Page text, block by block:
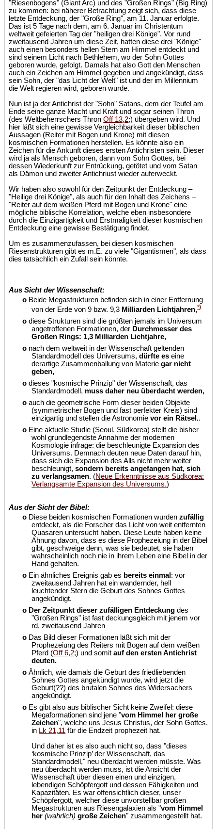
"Riesenbogens" (Giant Arc) und des "Großen Rings" (Big Ring)
zu kommen: bei näherer Betrachtung zeigt sich, dass diese
letzte Entdeckung, der "Große Ring", am 11. Januar erfolgte.
Das ist 5 Tage nach dem, am 6. Januar im Christentum
weltweit gefeierten Tag der "heiligen drei Könige". Vor rund
zweitausend Jahren um diese Zeit, hatten diese drei "Könige"
auch einen besonders hellen Stern am Himmel entdeckt und
sind seinem Licht nach Bethlehem, wo der Sohn Gottes
geboren wurde, gefolgt. Damals hat also Gott den Menschen
auch ein Zeichen am Himmel gegeben und angekündigt, dass
sein Sohn, der "das Licht der Welt" ist und der im Millennium
die Welt regieren wird, geboren wurde.
Nun ist ja der Antichrist der "Sohn" Satans, dem der Teufel am
Ende seine ganze Macht und Kraft und sogar seinen Thron
(des Weltbeherrschers ThronOff 13,2;) übergeben wird. Und
hier läßt sich eine gewisse Vergleichbarkeit dieser biblischen
Aussagen (Reiter mit Bogen und Krone) mit diesen
kosmischen Formationen herstellen. Es könnte also ein
Zeichen für die Ankunft dieses ersten Antichristen sein. Dieser
wird ja als Mensch geboren, dann vom Sohn Gottes, bei
dessen Wiederkunft zur Entrückung, getötet und vom Satan
als Dämon und zweiter Antichriust wieder auferweckt.
Wir haben also sowohl für den Zeitpunkt der Entdeckung –
"Heilige drei Könige", als auch für den Inhalt des Zeichens –
"Reiter auf dem weißen Pferd mit Bogen und Krone" eine
mögliche biblische Korrelation, welche eben insbesondere
durch die Einzigartigkeit und Erstmaligkeit dieser kosmischen
Entdeckung eine gewisse Bestätigung findet.
Um es zusammenzufassen, bei diesen kosmischen
Riesenstrukturen gibt es m.E. zu viele "Gigantismen", als dass
dies tatsächlich ein Zufall sein könnte.
Aus Sicht der Wissenschaft:
o Beide Megastrukturen befinden sich in einer Entfernung
von der Erde von 9 bzw. 9,3 Milliarden Lichtjahren,¹)
o diese Strukturen sind die größten jemals im Universum
angetroffenen Formationen, der Durchmesser des
Großen Rings: 1,3 Milliarden Lichtjahre,
o nach dem weltweit in der Wissenschaft geltenden
Standardmodell des Universums,dürfte eseine
derartige Zusammenballung von Materiegar nicht
geben,
o dieses "kosmische Prinzip" der Wissenschaft, das
Standardmodell, muss daher neu überdacht werden,
o auch die geometrische Form dieser beiden Objekte
(symmetrischer Bogen und fast perfekter Kreis) sind
einzigartig und stellen die Astronomievor ein Rätsel..
o Eine aktuelle Studie (Seoul, Südkorea) stellt die bisher
wohl grundlegendste Annahme der modernen
Kosmologie infrage: die beschleunigte Expansion des
Universums. Demnach deuten neue Daten darauf hin,
dass sich die Expansion des Alls nicht mehr weiter
beschleunigt,sondern bereits angefangen hat, sich
zu verlangsamen. (Neue Erkenntnisse aus Südkorea:
Verlangsamte Expansion des Universums.)
Aus der Sicht der Bibel:
o Diese beiden kosmischen Formationen wurdenzufällig
entdeckt, als die Forscher das Licht von weit entfernten
Quasaren untersucht haben. Diese Leute haben keine
Ahnung davon, dass es diese Prophezeiung in der Bibel
gibt, geschweige denn, was sie bedeutet, sie haben
wahrscheinlich noch nie in ihrem Leben eine Bibel in der
Hand gehalten.
o Ein ähnliches Ereignis gab es bereits einmal : vor
zweitausend Jahren hat ein wandernder, hell
leuchtender Stern die Geburt des Sohnes Gottes
angekündigt.
o Der Zeitpunkt dieser zufälligen Entdeckung des
"Großen Rings" ist fast deckungsgleich mit jenem vor
rd. zweitausend Jahren
o Das Bild dieser Formationen läßt sich mit der
Prophezeiung des Reiters mit Bogen auf dem weißen
Pferd (Off 6,2;) und somitauf den ersten Antichrist
deuten.
o Ähnlich, wie damals die Geburt des friedliebenden
Sohnes Gottes angekündigt wurde, wird jetzt die
Geburt(??) des brutalen Sohnes des Widersachers
angekündigt.
o Es gibt also aus biblischer Sicht keine Zweifel: diese
Megaformationen sind jene "vom Himmel her große
Zeichen", welche uns Jesus Christus, der Sohn Gottes,
in Lk 21,11 für die Endzeit prophezeit hat.
Und daher ist es also auch nicht so, dass "dieses
‘kosmische Prinzip’ der Wissenschaft, das
Standardmodell," neu überdacht werden müsste. Was
neu überdacht werden muss, ist die Ansicht der
Wissenschaft über diesen einen und einzigen,
lebendigen Schöpfergott und dessen Fähigkeiten und
Kapazitäten. Es war offensichtlich dieser, unser
Schöpfergott, welcher diese unvorstellbar großen
Megastrukturen aus Riesengalaxien als "vom Himmel
her(wahrlich) große Zeichen" zusammengestellt hat.